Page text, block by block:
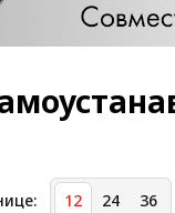
12 24 36